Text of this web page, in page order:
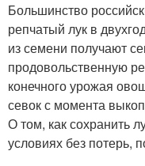
Большинство
репчатый лук в
из семени получают
продовольственную
конечного урожая
севок с момента
О том, как сохранить
условиях без потерь,